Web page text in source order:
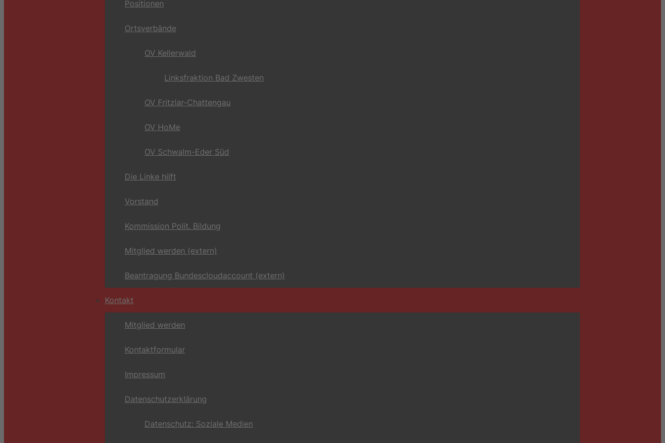
Positionen
Ortsverbände
OV Kellerwald
Linksfraktion Bad Zwesten
OV Fritzlar-Chattengau
OV HoMe
OV Schwalm-Eder Süd
Die Linke hilft
Vorstand
Kommission Polit. Bildung
Mitglied werden (extern)
Beantragung Bundescloudaccount (extern)
Kontakt
Mitglied werden
Kontaktformular
Impressum
Datenschutzerklärung
Datenschutz: Soziale Medien